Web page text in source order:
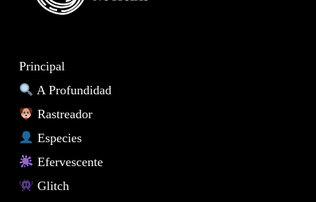
Principal
A Profundidad
Rastreador
Especies
Efervescente
Glitch